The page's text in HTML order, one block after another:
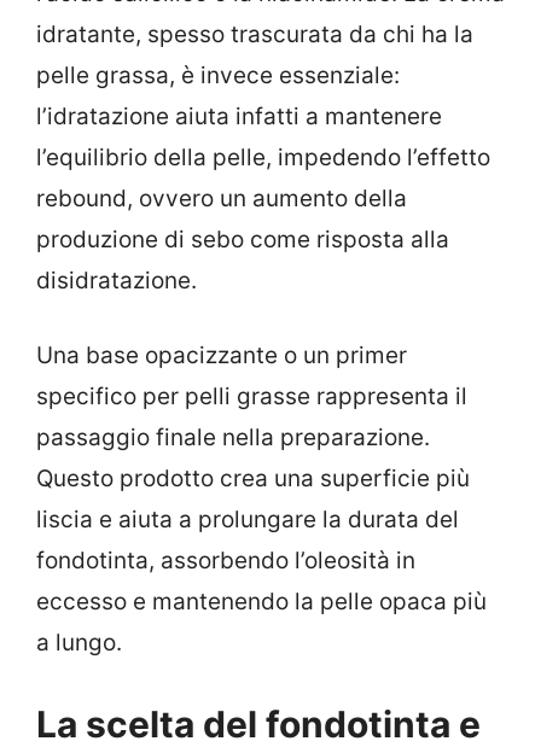
idratante, spesso trascurata da chi ha la
pelle grassa, è invece essenziale:
l’idratazione aiuta infatti a mantenere
l’equilibrio della pelle, impedendo l’effetto
rebound, ovvero un aumento della
produzione di sebo come risposta alla
disidratazione.
Una base opacizzante o un primer
specifico per pelli grasse rappresenta il
passaggio finale nella preparazione.
Questo prodotto crea una superficie più
liscia e aiuta a prolungare la durata del
fondotinta, assorbendo l’oleosità in
eccesso e mantenendo la pelle opaca più
a lungo.
La scelta del fondotinta e